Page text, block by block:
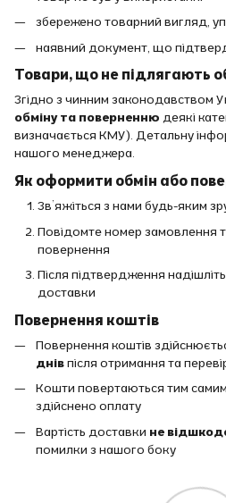
збережено товарний вигляд,
наявний документ, що
Товари, що не підлягають
Згідно з чинним законодавством
обміну та поверненню деякі
визначається КМУ). Детальну
нашого менеджера.
Як оформити обмін або
Зв’яжіться з нами будь-яким
Повідомте номер замовлення
повернення
Після підтвердження
доставки
Повернення коштів
Повернення коштів
днівпісля отримання та
Кошти повертаються тим
здійснено оплату
Вартість доставки не
помилки з нашого боку